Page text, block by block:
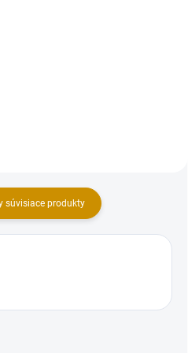
súvisiace produkty